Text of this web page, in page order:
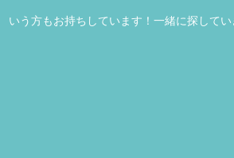
いう方もお持ちしています！一緒に探してい